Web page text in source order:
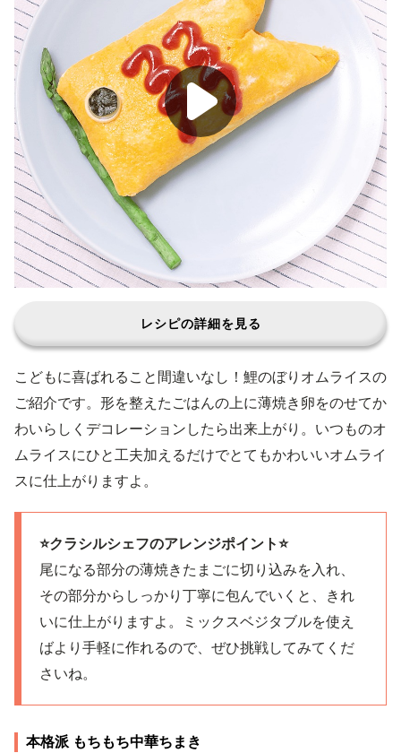
レシピの詳細を見る
こどもに喜ばれること間違いなし！鯉のぼりオムライスの
ご紹介です。形を整えたごはんの上に薄焼き卵をのせてか
わいらしくデコレーションしたら出来上がり。いつものオ
ムライスにひと工夫加えるだけでとてもかわいいオムライ
スに仕上がりますよ。
⭐️クラシルシェフのアレンジポイント⭐️
尾になる部分の薄焼きたまごに切り込みを入れ、
その部分からしっかり丁寧に包んでいくと、きれ
いに仕上がりますよ。ミックスベジタブルを使え
ばより手軽に作れるので、ぜひ挑戦してみてくだ
さいね。
本格派 もちもち中華ちまき